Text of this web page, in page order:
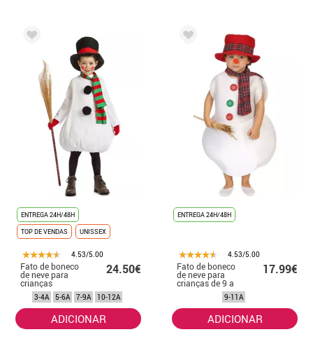
ENTREGA 24H/48H
TOP DE VENDAS
UNISSEX
4.53/5.00
Fato de boneco
de neve para
crianças
24.50€
3-4A 5-6A 7-9A 10-12A
ADICIONAR
ENTREGA 24H/48H
4.53/5.00
Fato de boneco
de neve para
crianças de 9 a
11 anos
17.99€
9-11A
ADICIONAR